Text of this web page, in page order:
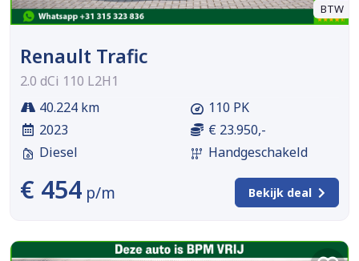
BTW
Renault Trafic
2.0 dCi 110 L2H1
40.224 km
2023
Diesel
110 PK
€ 23.950,-
Handgeschakeld
€ 454 p/m Bekijk deal